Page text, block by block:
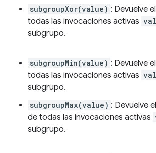
subgroupXor(value) : Devuelve
todas las invocaciones activas
subgrupo.
subgroupMin(value) : Devuelve
todas las invocaciones activas
subgrupo.
subgroupMax(value) : Devuelve
de todas las invocaciones activas
subgrupo.